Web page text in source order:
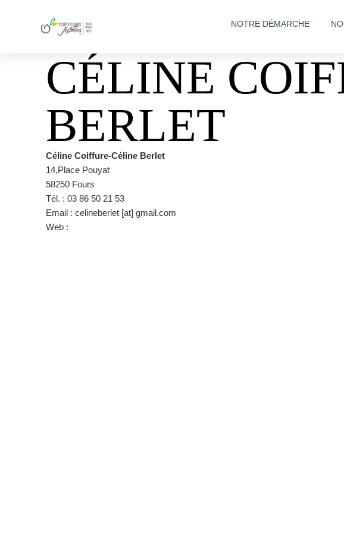
NOTRE DÉMARCHE
CÉLINE
BERLET
Céline Coiffure-Céline Berlet
14,Place Pouyat
58250 Fours
Tél. : 03 86 50 21 53
Email : celineberlet [at] gmail.com
Web :